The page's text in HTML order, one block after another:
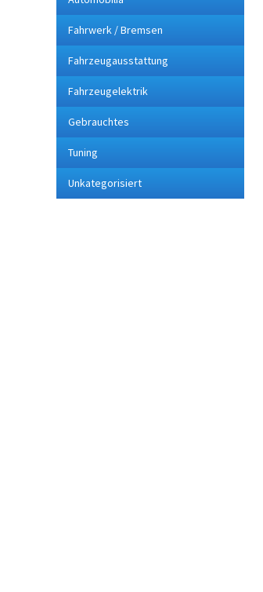
Fahrwerk / Bremsen
Fahrzeugausstattung
Fahrzeugelektrik
Gebrauchtes
Tuning
Unkategorisiert